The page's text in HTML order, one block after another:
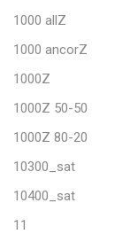
1000 allZ
1000 ancorZ
1000Z
1000Z 50-50
1000Z 80-20
10300_sat
10400_sat
11